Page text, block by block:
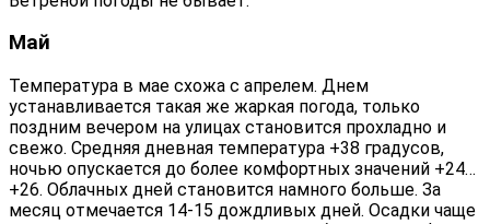
Май
Температура в мае схожа с апрелем. Днем
устанавливается такая же жаркая погода, только
поздним вечером на улицах становится прохладно и
свежо. Средняя дневная температура +38 градусов,
ночью опускается до более комфортных значений +24…
+26. Облачных дней становится намного больше. За
месяц отмечается 14-15 дождливых дней. Осадки чаще